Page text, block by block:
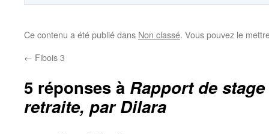
Ce contenu a été publié dans Non classé. Vous pouvez le
← Fibois 3
5 réponses à Rapport de
retraite, par Dilara